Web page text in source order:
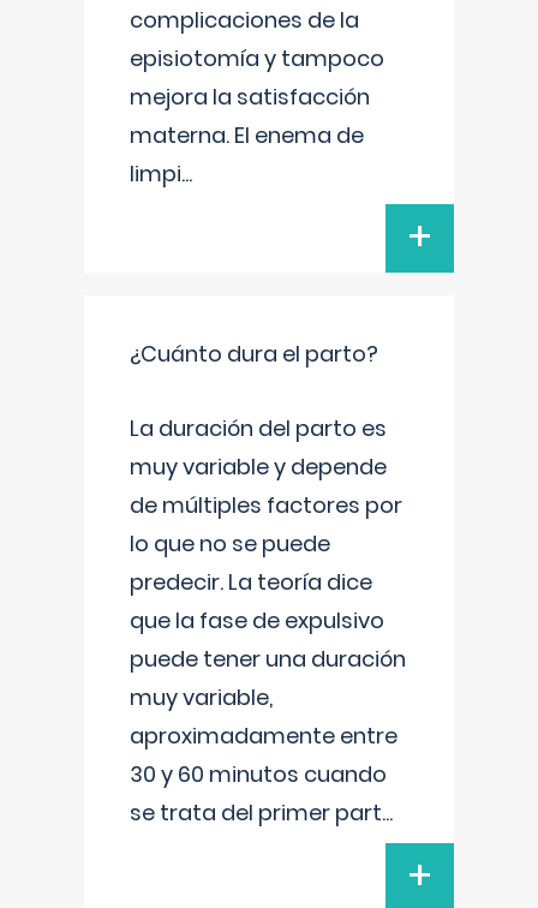
complicaciones de la
episiotomía y tampoco
mejora la satisfacción
materna. El enema de
limpi...
+
¿Cuánto dura el parto?
La duración del parto es
muy variable y depende
de múltiples factores por
lo que no se puede
predecir. La teoría dice
que la fase de expulsivo
puede tener una duración
muy variable,
aproximadamente entre
30 y 60 minutos cuando
se trata del primer part...
+